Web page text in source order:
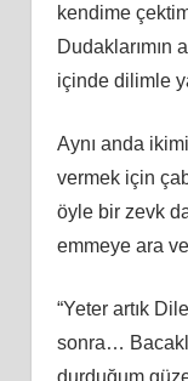
kendime
Dudaklarımın
içinde dilimle
Aynı anda
vermek için
öyle bir zevk
emmeye ara
“Yeter artık
sonra…
durduğum